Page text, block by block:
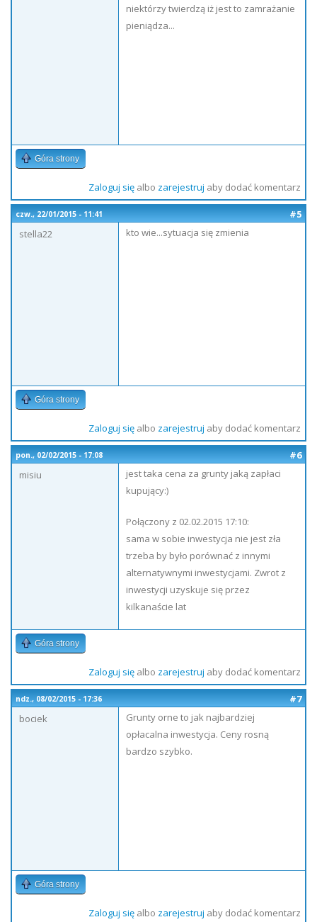
niektórzy twierdzą iż jest to zamrażanie
pieniądza...
Góra strony
Zaloguj sięalbo zarejestruj aby dodać komentarz
czw., 22/01/2015 - 11:41
#5
stella22
kto wie...sytuacja się zmienia
Góra strony
Zaloguj sięalbo zarejestruj aby dodać komentarz
pon., 02/02/2015 - 17:08
#6
misiu
jest taka cena za grunty jaką zapłaci
kupujący:)
Połączony z 02.02.2015 17:10:
sama w sobie inwestycja nie jest zła
trzeba by było porównać z innymi
alternatywnymi inwestycjami. Zwrot z
inwestycji uzyskuje się przez
kilkanaście lat
Góra strony
Zaloguj sięalbo zarejestruj aby dodać komentarz
ndz., 08/02/2015 - 17:36
#7
bociek
Grunty orne to jak najbardziej
opłacalna inwestycja. Ceny rosną
bardzo szybko.
Góra strony
Zaloguj sięalbo zarejestruj aby dodać komentarz